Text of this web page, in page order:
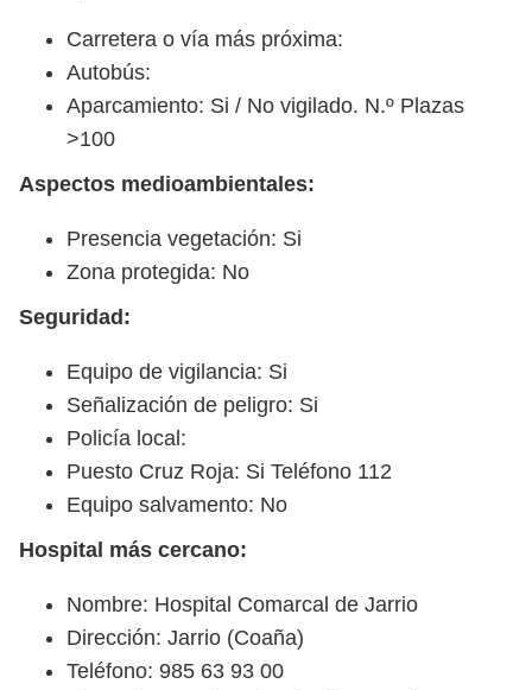
Carretera o vía más próxima:
Autobús:
Aparcamiento: Si / No vigilado. N.º Plazas
>100
Aspectos medioambientales:
Presencia vegetación: Si
Zona protegida: No
Seguridad:
Equipo de vigilancia: Si
Señalización de peligro: Si
Policía local:
Puesto Cruz Roja: Si Teléfono 112
Equipo salvamento: No
Hospital más cercano:
Nombre: Hospital Comarcal de Jarrio
Dirección: Jarrio (Coaña)
Teléfono: 985 63 93 00